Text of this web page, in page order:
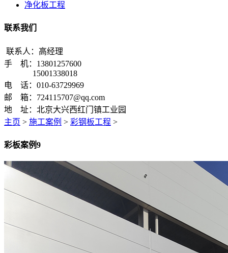
净化板工程
联系我们
联系人：高经理
手 机：13801257600
15001338018
电 话：010-63729969
邮 箱：724115707@qq.com
地 址：北京大兴西红门镇工业园
主页 > 施工案例 > 彩钢板工程 >
彩板案例9